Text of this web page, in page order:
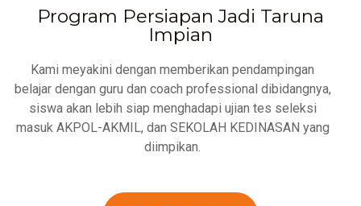
Program Persiapan Jadi Taruna
Impian
Kami meyakini dengan memberikan pendampingan
belajar dengan guru dan coach professional dibidangnya,
siswa akan lebih siap menghadapi ujian tes seleksi
masuk AKPOL-AKMIL, dan SEKOLAH KEDINASAN yang
diimpikan.